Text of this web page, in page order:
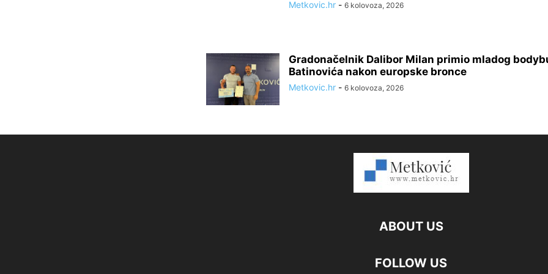
Metkovic.hr - 6 kolovoza, 2026
Gradonačelnik Dalibor Milan primio mladog
Batinovića nakon europske bronce
Metkovic.hr - 6 kolovoza, 2026
ABOUT US
FOLLOW US